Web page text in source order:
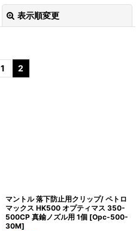
表示順変更
1 2
マントル 落下防止用クリップ/ ペトロ
マックス HK500 オプティマス 350-
500CP 真鍮ノズル用 1個 [Opc-500-
30M]